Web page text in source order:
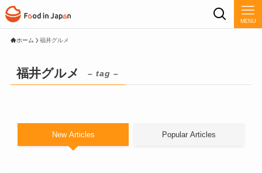
MENU
ホーム 福井グルメ
福井グルメ – tag –
New Articles Popular Articles